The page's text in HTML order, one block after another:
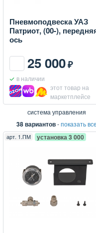
Пневмоподвеска УАЗ
Патриот, (00-),
ось
25 000₽
в наличии
этот товар на
маркетплейсе
система управления
38 вариантов-показать все
арт. 1.ПМ установка 3 000